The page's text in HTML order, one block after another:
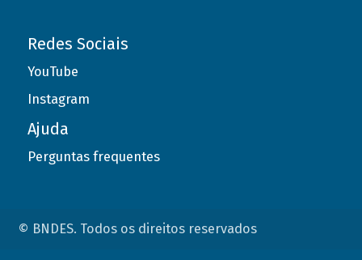
Redes Sociais
YouTube
Instagram
Ajuda
Perguntas frequentes
© BNDES. Todos os direitos reservados